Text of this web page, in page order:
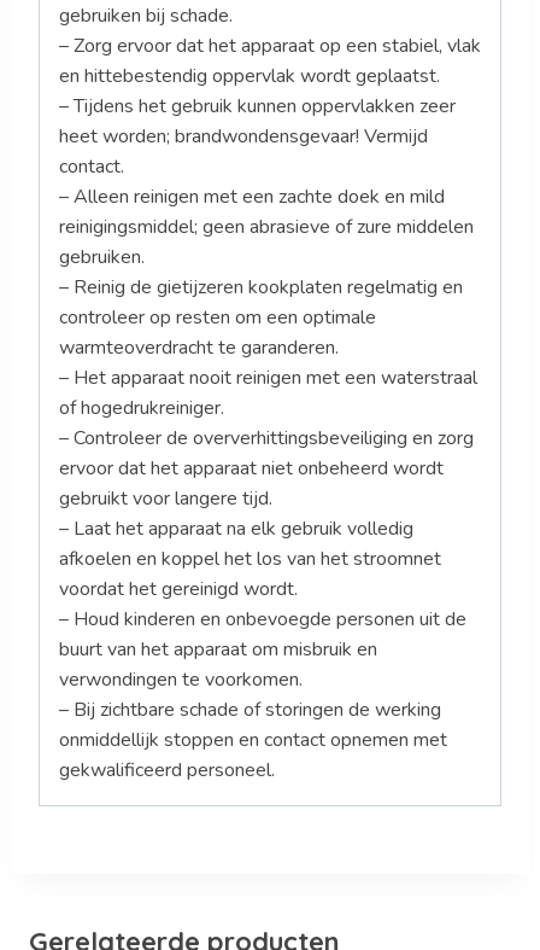
gebruiken bij schade.
– Zorg ervoor dat het apparaat op een stabiel, vlak
en hittebestendig oppervlak wordt geplaatst.
– Tijdens het gebruik kunnen oppervlakken zeer
heet worden; brandwondensgevaar! Vermijd
contact.
– Alleen reinigen met een zachte doek en mild
reinigingsmiddel; geen abrasieve of zure middelen
gebruiken.
– Reinig de gietijzeren kookplaten regelmatig en
controleer op resten om een optimale
warmteoverdracht te garanderen.
– Het apparaat nooit reinigen met een waterstraal
of hogedrukreiniger.
– Controleer de oververhittingsbeveiliging en zorg
ervoor dat het apparaat niet onbeheerd wordt
gebruikt voor langere tijd.
– Laat het apparaat na elk gebruik volledig
afkoelen en koppel het los van het stroomnet
voordat het gereinigd wordt.
– Houd kinderen en onbevoegde personen uit de
buurt van het apparaat om misbruik en
verwondingen te voorkomen.
– Bij zichtbare schade of storingen de werking
onmiddellijk stoppen en contact opnemen met
gekwalificeerd personeel.
Gerelateerde producten